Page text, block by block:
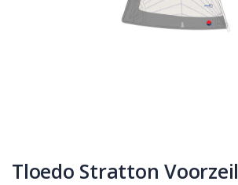
Tloedo Stratton Voorzeil